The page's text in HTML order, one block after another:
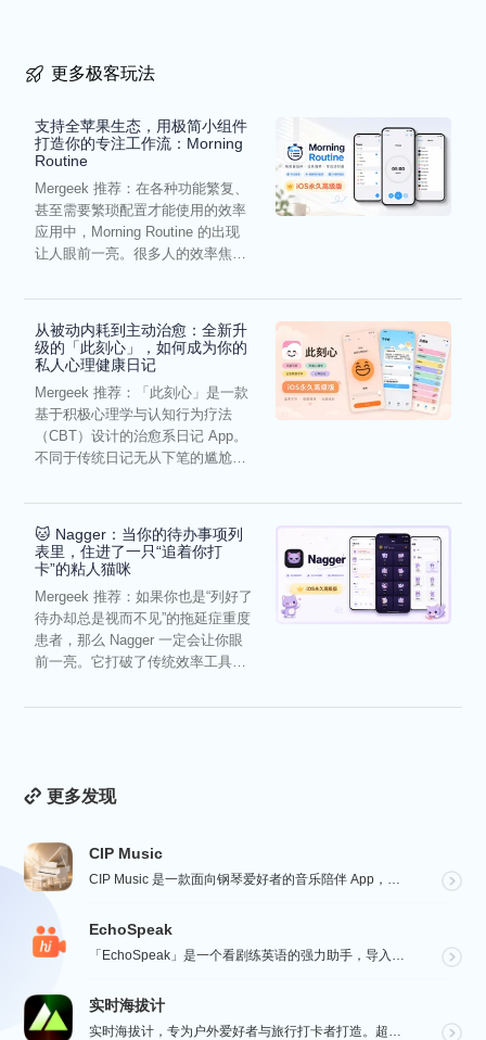
更多极客玩法
支持全苹果生态，用极简小组件
打造你的专注工作流：Morning
Routine
Mergeek 推荐：在各种功能繁复、
甚至需要繁琐配置才能使用的效率
应用中，Morning Routine 的出现
让人眼前一亮。很多人的效率焦
从被动内耗到主动治愈：全新升
级的「此刻心」，如何成为你的
私人心理健康日记
Mergeek 推荐：「此刻心」是一款
基于积极心理学与认知行为疗法
（CBT）设计的治愈系日记 App。
不同于传统日记无从下笔的尴尬，
🐱 Nagger：当你的待办事项列
表里，住进了一只“追着你打
卡”的粘人猫咪
Mergeek 推荐：如果你也是“列好了
待办却总是视而不见”的拖延症重度
患者，那么 Nagger 一定会让你眼
前一亮。它打破了传统效率工具冰
更多发现
CIP Music
CIP Music 是一款面向钢琴爱好者的音乐陪伴 App，收录热门影视、动漫、游戏与最新 K-PO...
EchoSpeak
「EchoSpeak」是一个看剧练英语的强力助手，导入一个没有字幕的英语视频，可生成字幕，自动分词与...
实时海拔计
实时海拔计，专为户外爱好者与旅行打卡者打造。超大字号实时海拔、GPS 经纬度、气压与指南针数据一屏呈...